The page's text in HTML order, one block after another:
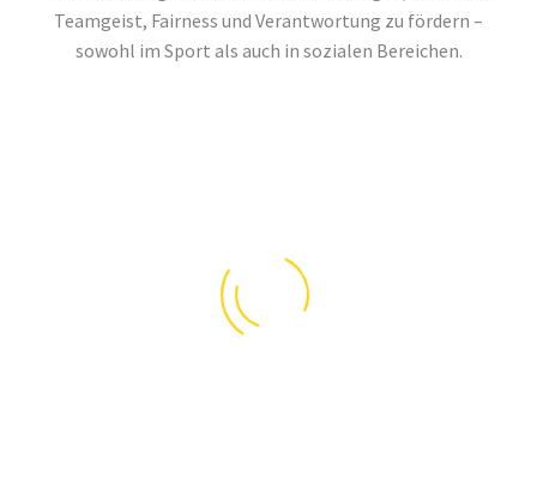
Teamgeist, Fairness und Verantwortung zu fördern –
sowohl im Sport als auch in sozialen Bereichen.